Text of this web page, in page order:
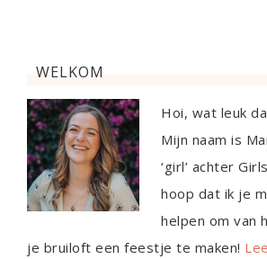
WELKOM
Hoi, wat leuk
Mijn naam is
‘girl’ achter
hoop dat ik je
helpen om van
je bruiloft een feestje te maken!